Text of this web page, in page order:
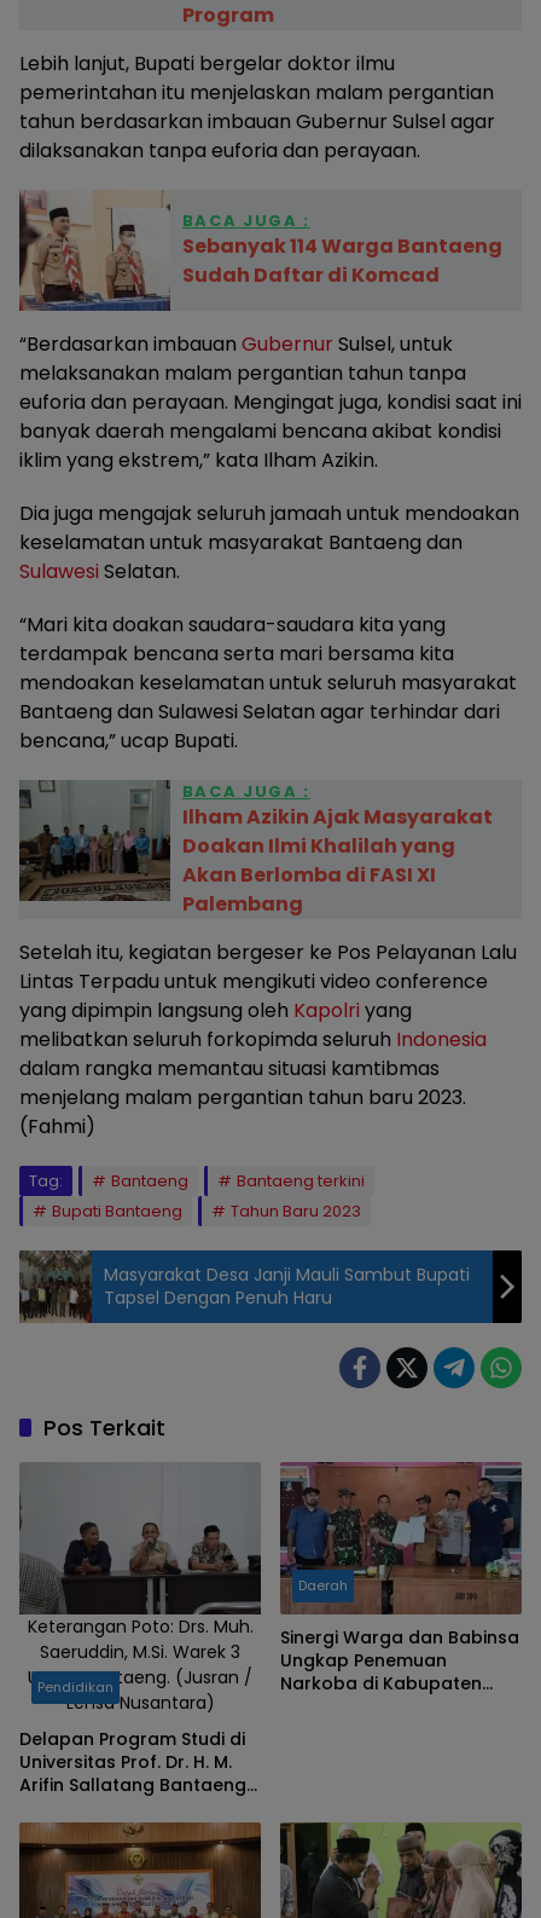
Program
Lebih lanjut, Bupati bergelar doktor ilmu
pemerintahan itu menjelaskan malam pergantian
tahun berdasarkan imbauan Gubernur Sulsel agar
dilaksanakan tanpa euforia dan perayaan.
BACA JUGA :
Sebanyak 114 Warga Bantaeng
Sudah Daftar di Komcad
“Berdasarkan imbauan Gubernur Sulsel, untuk
melaksanakan malam pergantian tahun tanpa
euforia dan perayaan. Mengingat juga, kondisi saat ini
banyak daerah mengalami bencana akibat kondisi
iklim yang ekstrem,” kata Ilham Azikin.
Dia juga mengajak seluruh jamaah untuk mendoakan
keselamatan untuk masyarakat Bantaeng dan
Sulawesi Selatan.
“Mari kita doakan saudara-saudara kita yang
terdampak bencana serta mari bersama kita
mendoakan keselamatan untuk seluruh masyarakat
Bantaeng dan Sulawesi Selatan agar terhindar dari
bencana,” ucap Bupati.
BACA JUGA :
Ilham Azikin Ajak Masyarakat
Doakan Ilmi Khalilah yang
Akan Berlomba di FASI XI
Palembang
Setelah itu, kegiatan bergeser ke Pos Pelayanan Lalu
Lintas Terpadu untuk mengikuti video conference
yang dipimpin langsung oleh Kapolri yang
melibatkan seluruh forkopimda seluruh Indonesia
dalam rangka memantau situasi kamtibmas
menjelang malam pergantian tahun baru 2023.
(Fahmi)
Tag: Bantaeng
Bantaeng terkini
Bupati Bantaeng
Tahun Baru 2023
Masyarakat Desa Janji Mauli Sambut Bupati
Tapsel Dengan Penuh Haru
Pos Terkait
Keterangan Poto: Drs. Muh.
Saeruddin, M.Si. Warek 3
Unpas Bantaeng. (Jusran /
Lensa Nusantara)
Pendidikan
Delapan Program Studi di
Universitas Prof. Dr. H. M.
Arifin Sallatang Bantaeng
Terakreditasi, Pihak
Kampus Beri Penjelasan
Daerah
Sinergi Warga dan Babinsa
Ungkap Penemuan
Narkoba di Kabupaten